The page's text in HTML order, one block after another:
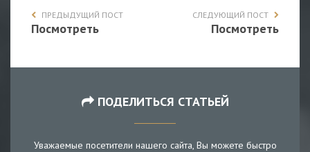
ПРЕДЫДУЩИЙ ПОСТ
Посмотреть
СЛЕДУЮЩИЙ ПОСТ
Посмотреть
ПОДЕЛИТЬСЯ СТАТЬЕЙ
Уважаемые посетители нашего сайта, Вы можете быстро